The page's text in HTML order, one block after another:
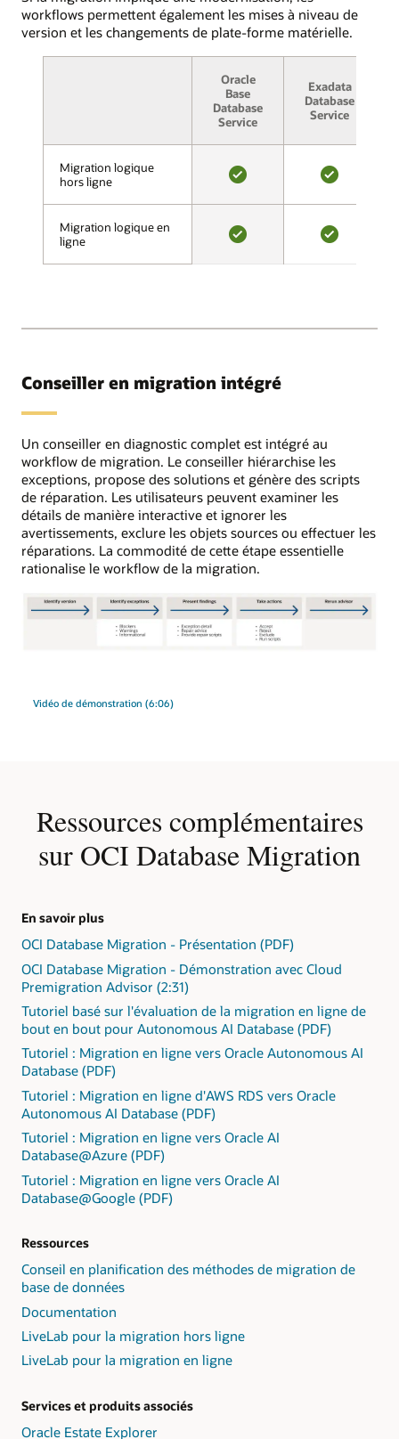
une
migration
en
ligne
validation,
Premigration
entre
et
cible,
le
contenu
potentiellement
problématique
et
émet
des
recommandations.
Une
fois
les
Pump,
l'utilisateur
choix
charger
la
cible
via
un
stockage
intermédiaire
dans
Object
Store
un
lien
direct
entre
base
de
données
source
et
base
de
Dans
le
11g,
12c,
déploiements
peuvent
ou
ou
Amazon
RDS.
Les
configurations
comprennent
des
instances
de
base
de
données
standard,
cibles
peuvent
des
données
Autonomous
AI
Databases,
ATP
et
ADW
et
dédiées,
et
constituer
des
bases
de
données
co-
telles
Base
Database
Service
sur
VM,
Bare
ou
Exadata
Cloud
workflows permettent également les mises à niveau de
version et les changements de plate-forme matérielle.
Oracle
Base
Database
Service
Exadata
Database
Service
Migration logique
hors ligne
Migration logique en
ligne
Migration logique
hors ligne
Migration logique en
ligne
Conseiller en migration intégré
Un conseiller en diagnostic complet est intégré au
workflow de migration. Le conseiller hiérarchise les
exceptions, propose des solutions et génère des scripts
de réparation. Les utilisateurs peuvent examiner les
détails de manière interactive et ignorer les
avertissements, exclure les objets sources ou effectuer les
réparations. La commodité de cette étape essentielle
rationalise le workflow de la migration.
du
conseiller
et
cible.
2 :
Identifier
les
exceptions
sous
la
forme
de
"Action
requise",
"Révision
requise"
et
"Révision
suggérée".
les
résultats,
y
le
détail
des
exceptions
les
conseils
Vidéo de démonstration (6:06)
Ressources complémentaires
sur OCI Database Migration
En savoir plus
OCI Database Migration - Présentation (PDF)
OCI Database Migration - Démonstration avec Cloud
Premigration Advisor (2:31)
Tutoriel basé sur l'évaluation de la migration en ligne de
bout en bout pour Autonomous AI Database (PDF)
Tutoriel : Migration en ligne vers Oracle Autonomous AI
Database (PDF)
Tutoriel : Migration en ligne d'AWS RDS vers Oracle
Autonomous AI Database (PDF)
Tutoriel : Migration en ligne vers Oracle AI
Database@Azure (PDF)
Tutoriel : Migration en ligne vers Oracle AI
Database@Google (PDF)
Ressources
Conseil en planification des méthodes de migration de
base de données
Documentation
LiveLab pour la migration hors ligne
LiveLab pour la migration en ligne
Services et produits associés
Oracle Estate Explorer